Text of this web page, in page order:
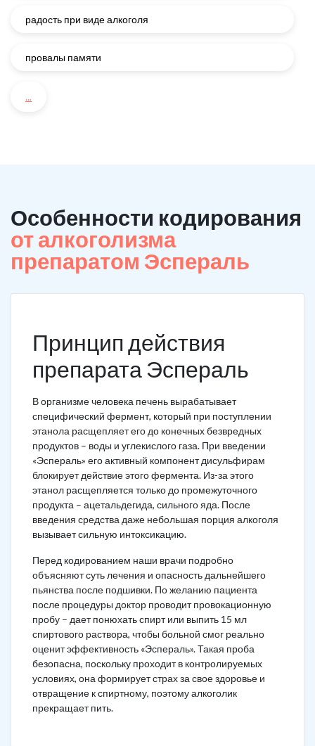
радость при виде алкоголя
провалы памяти
...
Особенности кодирования
от алкоголизма
препаратом Эспераль
Принцип действия
препарата Эспераль
В организме человека печень вырабатывает
специфический фермент, который при поступлении
этанола расщепляет его до конечных безвредных
продуктов – воды и углекислого газа. При введении
«Эспераль» его активный компонент дисульфирам
блокирует действие этого фермента. Из-за этого
этанол расщепляется только до промежуточного
продукта – ацетальдегида, сильного яда. После
введения средства даже небольшая порция алкоголя
вызывает сильную интоксикацию.
Перед кодированием наши врачи подробно
объясняют суть лечения и опасность дальнейшего
пьянства после подшивки. По желанию пациента
после процедуры доктор проводит провокационную
пробу – дает понюхать спирт или выпить 15 мл
спиртового раствора, чтобы больной смог реально
оценит эффективность «Эспераль». Такая проба
безопасна, поскольку проходит в контролируемых
условиях, она формирует страх за свое здоровье и
отвращение к спиртному, поэтому алкоголик
прекращает пить.